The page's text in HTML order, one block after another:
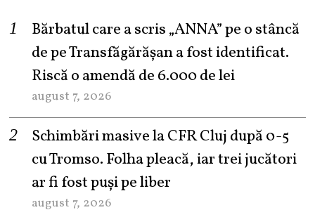
Bărbatul care a scris „ANNA” pe o stâncă
de pe Transfăgărășan a fost identificat.
Riscă o amendă de 6.000 de lei
august 7, 2026
Schimbări masive la CFR Cluj după 0-5
cu Tromso. Folha pleacă, iar trei jucători
ar fi fost puși pe liber
august 7, 2026